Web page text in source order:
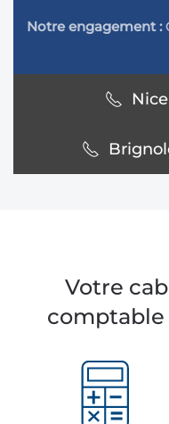
Notre engagement :
Votre
comptable